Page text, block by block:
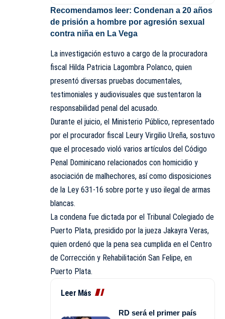
Recomendamos leer: Condenan a 20 años
de prisión a hombre por agresión sexual
contra niña en La Vega
La investigación estuvo a cargo de la procuradora
fiscal Hilda Patricia Lagombra Polanco, quien
presentó diversas pruebas documentales,
testimoniales y audiovisuales que sustentaron la
responsabilidad penal del acusado.
Durante el juicio, el Ministerio Público, representado
por el procurador fiscal Leury Virgilio Ureña, sostuvo
que el procesado violó varios artículos del Código
Penal Dominicano relacionados con homicidio y
asociación de malhechores, así como disposiciones
de la Ley 631-16 sobre porte y uso ilegal de armas
blancas.
La condena fue dictada por el Tribunal Colegiado de
Puerto Plata, presidido por la jueza Jakayra Veras,
quien ordenó que la pena sea cumplida en el Centro
de Corrección y Rehabilitación San Felipe, en
Puerto Plata.
Leer Más
RD será el primer país